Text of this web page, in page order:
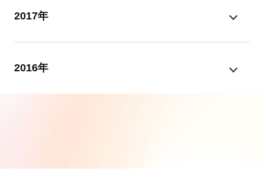
2017年
2016年